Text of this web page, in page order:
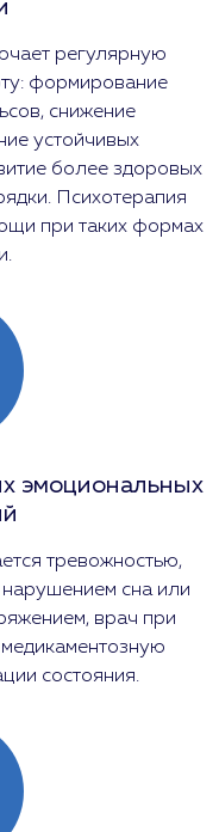
регулярную
формирование
снижение
устойчивых
более здоровых
Психотерапия
при таких формах
эмоциональных
тревожностью,
сна или
врач при
состояния.